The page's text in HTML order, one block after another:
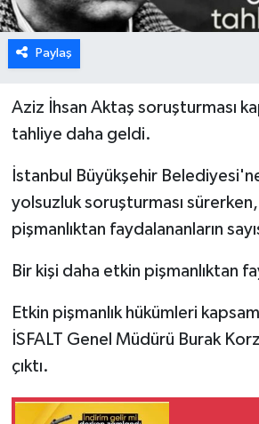
Paylaş
Aziz İhsan Aktaş soruşturması
tahliye daha geldi.
İstanbul Büyükşehir
yolsuzluk soruşturması
pişmanlıktan faydalananların
Bir kişi daha etkin pişmanlıktan
Etkin pişmanlık hükümleri
İSFALT Genel Müdürü Burak
çıktı.